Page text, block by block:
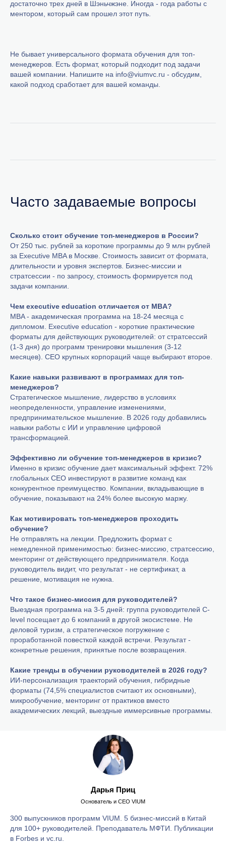
достаточно трех дней в Шэньчжэне. Иногда - года работы с
ментором, который сам прошел этот путь.
Не бывает универсального формата обучения для топ-
менеджеров. Есть формат, который подходит под задачи
вашей компании. Напишите на info@viumvc.ru - обсудим,
какой подход сработает для вашей команды.
Часто задаваемые вопросы
Сколько стоит обучение топ-менеджеров в России?
От 250 тыс. рублей за короткие программы до 9 млн рублей
за Executive MBA в Москве. Стоимость зависит от формата,
длительности и уровня экспертов. Бизнес-миссии и
стратсессии - по запросу, стоимость формируется под
задачи компании.
Чем executive education отличается от MBA?
MBA - академическая программа на 18-24 месяца с
дипломом. Executive education - короткие практические
форматы для действующих руководителей: от стратсессий
(1-3 дня) до программ тренировки мышления (3-12
месяцев). CEO крупных корпораций чаще выбирают второе.
Какие навыки развивают в программах для топ-
менеджеров?
Стратегическое мышление, лидерство в условиях
неопределенности, управление изменениями,
предпринимательское мышление. В 2026 году добавились
навыки работы с ИИ и управление цифровой
трансформацией.
Эффективно ли обучение топ-менеджеров в кризис?
Именно в кризис обучение дает максимальный эффект. 72%
глобальных CEO инвестируют в развитие команд как
конкурентное преимущество. Компании, вкладывающие в
обучение, показывают на 24% более высокую маржу.
Как мотивировать топ-менеджеров проходить
обучение?
Не отправлять на лекции. Предложить формат с
немедленной применимостью: бизнес-миссию, стратсессию,
менторинг от действующего предпринимателя. Когда
руководитель видит, что результат - не сертификат, а
решение, мотивация не нужна.
Что такое бизнес-миссия для руководителей?
Выездная программа на 3-5 дней: группа руководителей C-
level посещает до 6 компаний в другой экосистеме. Не
деловой туризм, а стратегическое погружение с
проработанной повесткой каждой встречи. Результат -
конкретные решения, принятые после возвращения.
Какие тренды в обучении руководителей в 2026 году?
ИИ-персонализация траекторий обучения, гибридные
форматы (74,5% специалистов считают их основными),
микрообучение, менторинг от практиков вместо
академических лекций, выездные иммерсивные программы.
Дарья Приц
Основатель и CEO VIUM
300 выпускников программ VIUM. 5 бизнес-миссий в Китай
для 100+ руководителей. Преподаватель МФТИ. Публикации
в Forbes и vc.ru.